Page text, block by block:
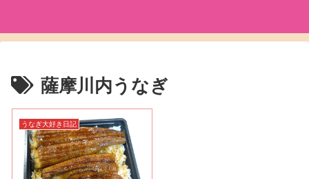
薩摩川内うなぎ
うなぎ大好き日記